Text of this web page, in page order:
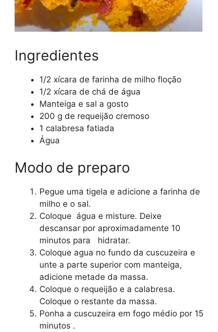
Ingredientes
1/2 xícara de farinha de milho floção
1/2 xícara de chá de água
Manteiga e sal a gosto
200 g de requeijão cremoso
1 calabresa fatiada
Água
Modo de preparo
Pegue uma tigela e adicione a farinha de
milho e o sal.
Coloque água e misture. Deixe
descansar por aproximadamente 10
minutos para hidratar.
Coloque agua no fundo da cuscuzeira e
unte a parte superior com manteiga,
adicione metade da massa.
Coloque o requeijão e a calabresa.
Coloque o restante da massa.
Ponha a cuscuzeira em fogo médio por 15
minutos .